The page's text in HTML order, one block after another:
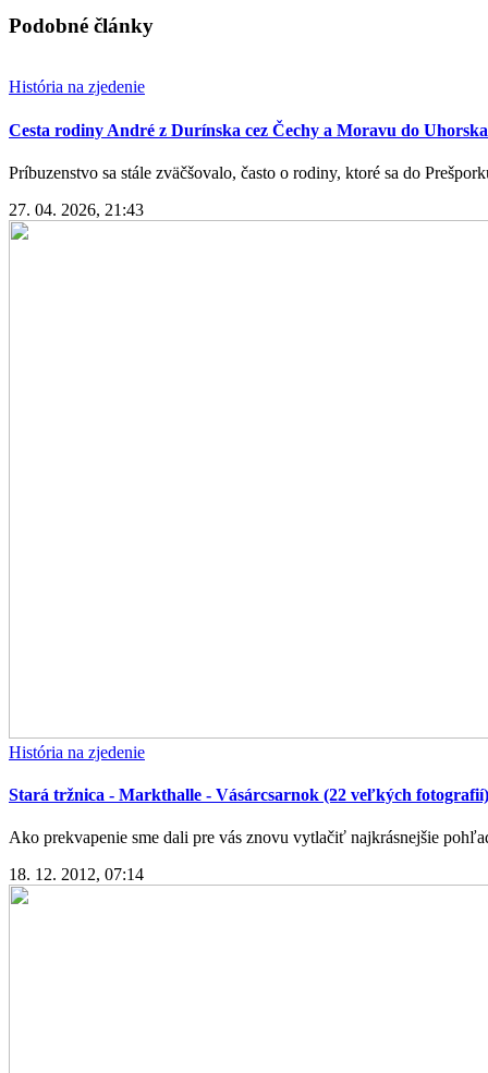
Podobné články
História na zjedenie
Cesta rodiny André z Durínska cez Čechy a Moravu do Uhorska
Príbuzenstvo sa stále zväčšovalo, často o rodiny, ktoré sa do
27. 04. 2026, 21:43
História na zjedenie
Stará tržnica - Markthalle - Vásárcsarnok (22 veľkých fotografií)
Ako prekvapenie sme dali pre vás znovu vytlačiť najkrásnejšie
18. 12. 2012, 07:14